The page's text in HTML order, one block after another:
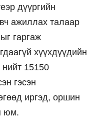
дүүргийн
ажиллах талаар
гаргаж
хүүхдүүдийн
15150
гэсэн
иргэд, оршин
юм.